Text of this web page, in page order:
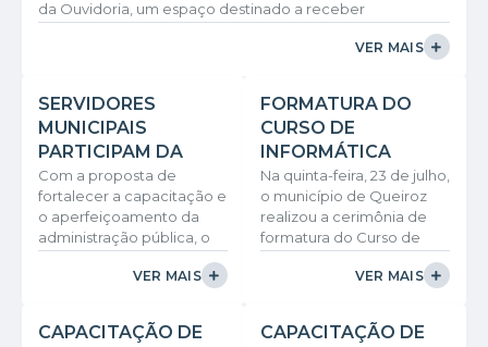
da Ouvidoria, um espaço destinado a receber
denúncias e solicitações dos cidadãos. Pensando em
Ouvidoria, proporcionando maior acessibilidade e
facilitando a localização do ambiente...
VER MAIS
SERVIDORES
MUNICIPAIS
PARTICIPAM DA
FORMAÇÃO
"QUALIFICAÇÃO"
PROMOVIDA PELO
TRIBUNAL DE
CONTAS DE SÃO
Com a proposta de
fortalecer a capacitação e
o aperfeiçoamento da
administração pública, o
Estado de São Paulo
quinta-feira (30/7), a
segunda edição da
VER MAIS
FORMATURA DO
CURSO DE
INFORMÁTICA
CELEBRA A
CAPACITAÇÃO DE
40 ALUNOS EM
QUEIROZ.
Na quinta-feira, 23 de julho,
o município de Queiroz
realizou a cerimônia de
formatura do Curso de
conclusão de mais uma
qualificação profissional
VER MAIS
CAPACITAÇÃO DE
CAPACITAÇÃO DE